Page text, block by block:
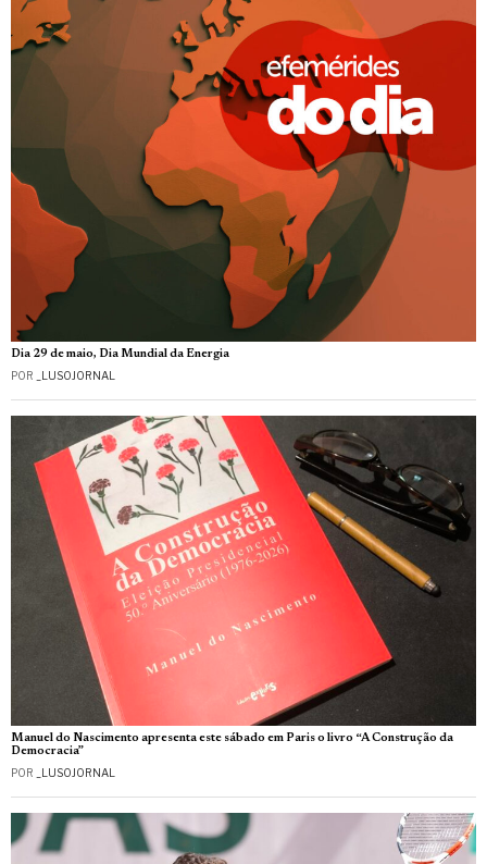
Dia 29 de maio, Dia Mundial da Energia
POR _LUSOJORNAL
Manuel do Nascimento apresenta este sábado em Paris o livro “A Construção da
Democracia”
POR _LUSOJORNAL